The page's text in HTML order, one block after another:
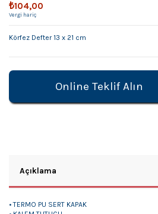
₺104,00
Vergi hariç
Körfez Defter 13 x 21 cm
Online Teklif Alın
Açıklama
• TERMO PU SERT KAPAK